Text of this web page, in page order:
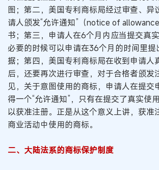
图；第二，美国专利商标局经过审查、异
请人颁发“允许通知”（notice of
书；第三，申请人在6个月内应当提交真
必要的时候可以申请在36个月的时间里
据；第四，美国专利商标局在收到申请人
后，还要再次进行审查，对于合格者颁发
见，关于意图使用的商标，申请人在提交
得一个“允许通知”，只有在提交了真实使
以获准注册。正是从这个意义上讲，获准
商业活动中使用的商标。
二、大陆法系的商标保护制度